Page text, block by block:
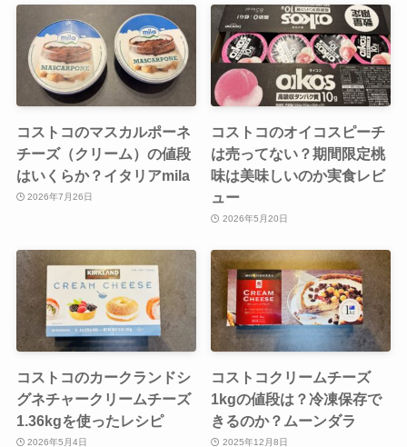
コストコのマスカルポーネ
チーズ（クリーム）の値段
はいくらか？イタリアmila
2026年7月26日
コストコのオイコスピーチ
は売ってない？期間限定桃
味は美味しいのか実食レビ
ュー
2026年5月20日
コストコのカークランドシ
グネチャークリームチーズ
1.36kgを使ったレシピ
2026年5月4日
コストコクリームチーズ
1kgの値段は？冷凍保存で
きるのか？ムーンダラ
2025年12月8日